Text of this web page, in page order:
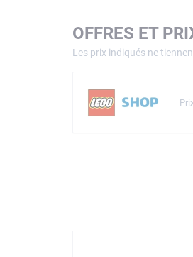
OFFRES ET
Les prix indiqués ne